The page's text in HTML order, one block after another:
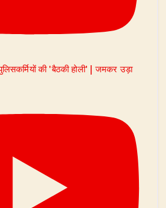
की 'बैठकी होली' | जमकर उड़ा